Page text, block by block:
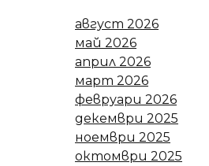
август 2026
май 2026
април 2026
март 2026
февруари 2026
декември 2025
ноември 2025
октомври 2025